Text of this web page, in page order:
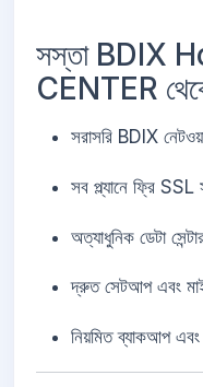
সস্তা BDIX
CENTER
সরাসরি BDIX
সব প্ল্যানে ফ্রি SSL
অত্যাধুনিক ডেটা
দ্রুত সেটআপ এবং
নিয়মিত ব্যাকআপ